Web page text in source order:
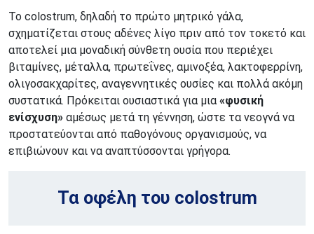
Το colostrum, δηλαδή το πρώτο μητρικό γάλα,
σχηματίζεται στους αδένες λίγο πριν από τον τοκετό και
αποτελεί μια μοναδική σύνθετη ουσία που περιέχει
βιταμίνες, μέταλλα, πρωτεΐνες, αμινοξέα, λακτοφερρίνη,
ολιγοσακχαρίτες, αναγεννητικές ουσίες και πολλά ακόμη
συστατικά. Πρόκειται ουσιαστικά για μια «φυσική
ενίσχυση» αμέσως μετά τη γέννηση, ώστε τα νεογνά να
προστατεύονται από παθογόνους οργανισμούς, να
επιβιώνουν και να αναπτύσσονται γρήγορα.
Τα οφέλη του colostrum